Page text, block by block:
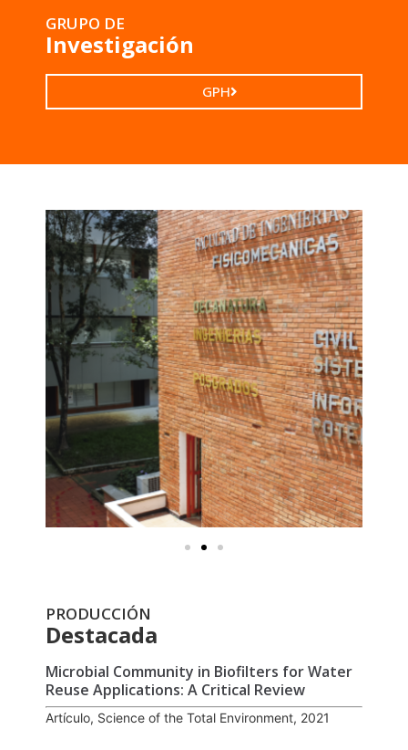
GRUPO DE
Investigación
GPH
PRODUCCIÓN
Destacada
Microbial Community in Biofilters for Water
Reuse Applications: A Critical Review
Artículo, Science of the Total Environment, 2021